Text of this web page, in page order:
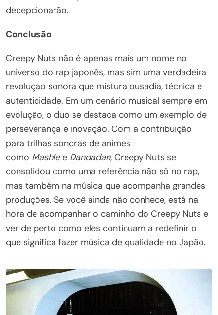
decepcionarão.
Conclusão
Creepy Nuts não é apenas mais um nome no
universo do rap japonês, mas sim uma verdadeira
revolução sonora que mistura ousadia, técnica e
autenticidade. Em um cenário musical sempre em
evolução, o duo se destaca como um exemplo de
perseverança e inovação. Com a contribuição
para trilhas sonoras de animes
como Mashlee Dandadan, Creepy Nuts se
consolidou como uma referência não só no rap,
mas também na música que acompanha grandes
produções. Se você ainda não conhece, está na
hora de acompanhar o caminho do Creepy Nuts e
ver de perto como eles continuam a redefinir o
que significa fazer música de qualidade no Japão.